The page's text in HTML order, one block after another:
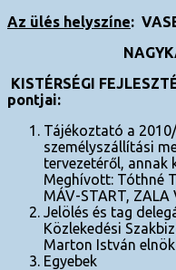
Az ülés helyszíne:
KISTÉRSÉGI
pontjai:
Tájékoztató a
személyszállítási
tervezetéről, annak
Meghívott: Tóthné
MÁV-START, ZALA
Jelölés és tag
Közlekedési
Marton István elnök
Egyebek